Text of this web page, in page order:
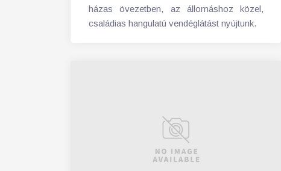
házas övezetben, az állomáshoz közel,
családias hangulatú vendéglátást nyújtunk.